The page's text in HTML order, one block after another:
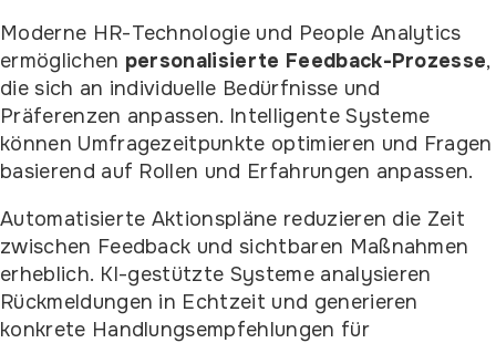
Moderne HR-Technologie und People Analytics
ermöglichen personalisierte Feedback-Prozesse,
die sich an individuelle Bedürfnisse und
Präferenzen anpassen. Intelligente Systeme
können Umfragezeitpunkte optimieren und Fragen
basierend auf Rollen und Erfahrungen anpassen.
Automatisierte Aktionspläne reduzieren die Zeit
zwischen Feedback und sichtbaren Maßnahmen
erheblich. KI-gestützte Systeme analysieren
Rückmeldungen in Echtzeit und generieren
konkrete Handlungsempfehlungen für